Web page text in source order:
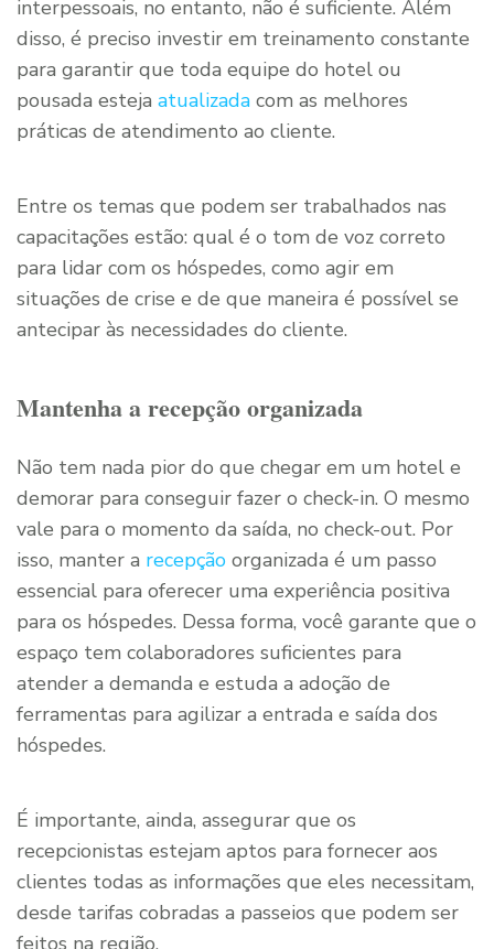
interpessoais, no entanto, não é suficiente. Além
disso, é preciso investir em treinamento constante
para garantir que toda equipe do hotel ou
pousada esteja atualizada com as melhores
práticas de atendimento ao cliente.
Entre os temas que podem ser trabalhados nas
capacitações estão: qual é o tom de voz correto
para lidar com os hóspedes, como agir em
situações de crise e de que maneira é possível se
antecipar às necessidades do cliente.
Mantenha a recepção organizada
Não tem nada pior do que chegar em um hotel e
demorar para conseguir fazer o check-in. O mesmo
vale para o momento da saída, no check-out. Por
isso, manter a recepção organizada é um passo
essencial para oferecer uma experiência positiva
para os hóspedes. Dessa forma, você garante que o
espaço tem colaboradores suficientes para
atender a demanda e estuda a adoção de
ferramentas para agilizar a entrada e saída dos
hóspedes.
É importante, ainda, assegurar que os
recepcionistas estejam aptos para fornecer aos
clientes todas as informações que eles necessitam,
desde tarifas cobradas a passeios que podem ser
feitos na região.